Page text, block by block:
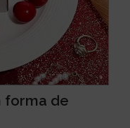
forma de